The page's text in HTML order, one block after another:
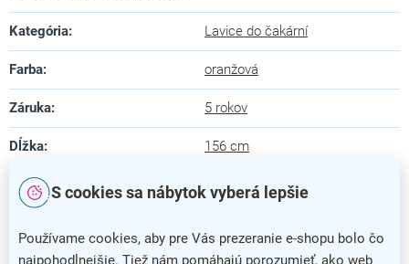
S cookies sa nábytok vyberá lepšie
Používame cookies, aby pre Vás prezeranie e-shopu bolo čo
najpohodlnejšie. Tiež nám pomáhajú porozumieť, ako web
Kategória: Lavice do čakární
Farba: oranžová
Záruka: 5 rokov
Dĺžka: 156 cm
Hĺbka: 60 cm